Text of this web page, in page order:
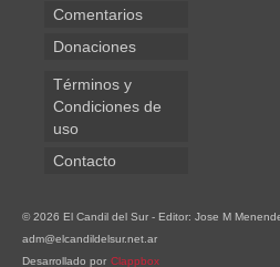
Comentarios
Donaciones
Términos y
Condiciones de
uso
Contacto
© 2026 El Candil del Sur - Editor: Jose M
adm@elcandildelsur.net.ar
Desarrollado por Clappbox